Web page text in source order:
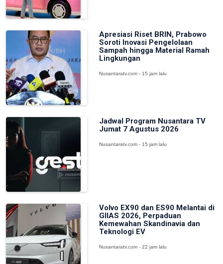
Apresiasi Riset BRIN, Prabowo
Soroti Inovasi Pengelolaan
Sampah hingga Material Ramah
Lingkungan
Nusantaratv.com - 15 jam lalu
Jadwal Program Nusantara TV
Jumat 7 Agustus 2026
Nusantaratv.com - 15 jam lalu
Volvo EX90 dan ES90 Melantai di
GIIAS 2026, Perpaduan
Kemewahan Skandinavia dan
Teknologi EV
Nusantaratv.com - 22 jam lalu